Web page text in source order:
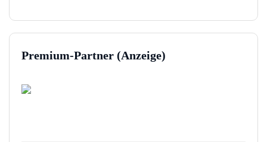
Premium-Partner (Anzeige)